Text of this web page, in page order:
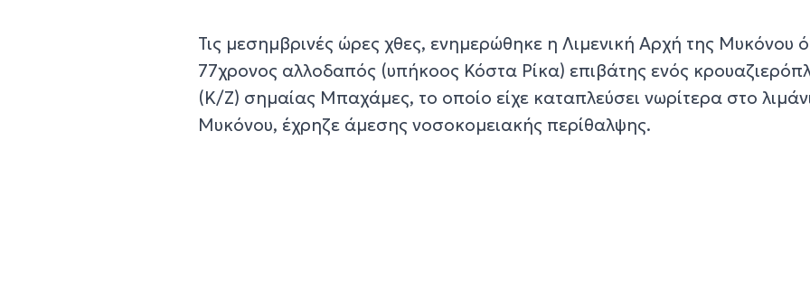
Τις μεσημβρινές ώρες χθες, ενημερώθηκε η Λιμενική Αρχή της Μυκόνου
77χρονος αλλοδαπός (υπήκοος Κόστα Ρίκα) επιβάτης ενός
(Κ/Ζ) σημαίας Μπαχάμες, το οποίο είχε καταπλεύσει νωρίτερα στο
Μυκόνου, έχρηζε άμεσης νοσοκομειακής περίθαλψης.